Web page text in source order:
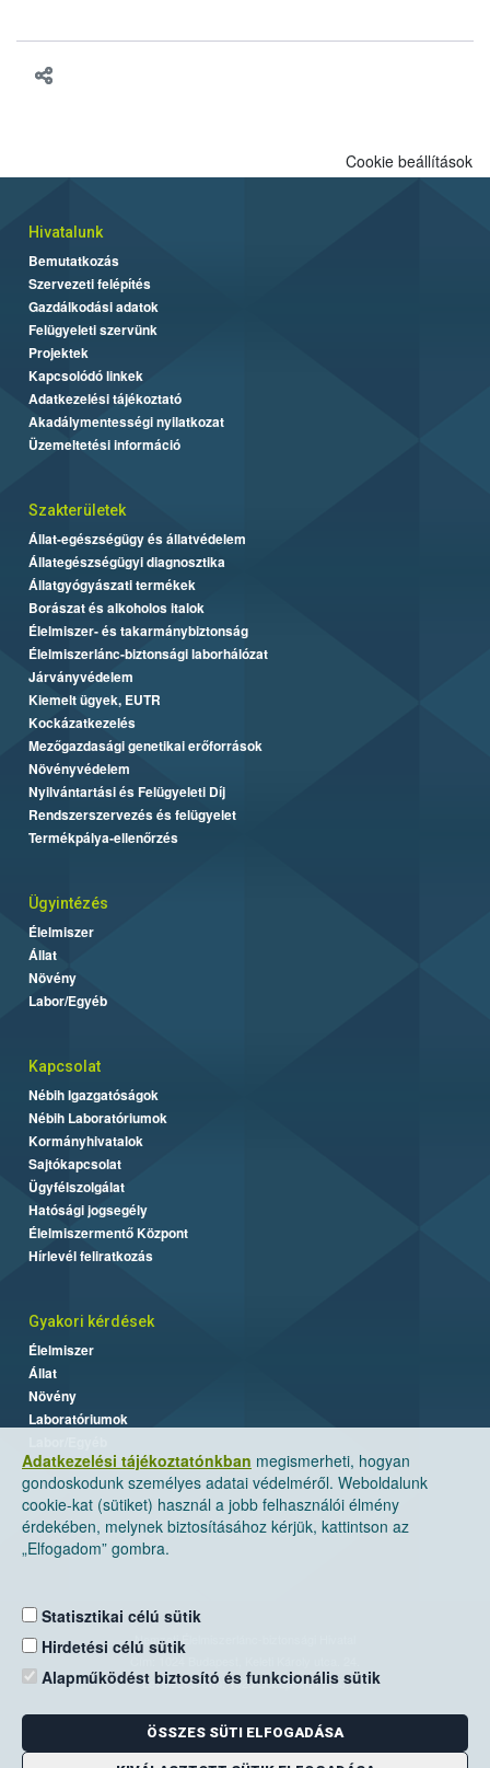
Adatkezelési tájékoztatónkban megismerheti, hogyan
gondoskodunk személyes adatai védelméről. Weboldalunk
cookie-kat (sütiket) használ a jobb felhasználói élmény
érdekében, melynek biztosításához kérjük, kattintson az
„Elfogadom” gombra.
Statisztikai célú sütik
Hirdetési célú sütik
Alapműködést biztosító és funkcionális sütik
ÖSSZES SÜTI ELFOGADÁSA
Cookie beállítások
Hivatalunk
Bemutatkozás
Szervezeti felépítés
Gazdálkodási adatok
Felügyeleti szervünk
Projektek
Kapcsolódó linkek
Adatkezelési tájékoztató
Akadálymentességi nyilatkozat
Üzemeltetési információ
Szakterületek
Állat-egészségügy és állatvédelem
Állategészségügyi diagnosztika
Állatgyógyászati termékek
Borászat és alkoholos italok
Élelmiszer- és takarmánybiztonság
Élelmiszerlánc-biztonsági laborhálózat
Járványvédelem
Kiemelt ügyek, EUTR
Kockázatkezelés
Mezőgazdasági genetikai erőforrások
Növényvédelem
Nyilvántartási és Felügyeleti Díj
Rendszerszervezés és felügyelet
Termékpálya-ellenőrzés
Ügyintézés
Élelmiszer
Állat
Növény
Labor/Egyéb
Kapcsolat
Nébih Igazgatóságok
Nébih Laboratóriumok
Kormányhivatalok
Sajtókapcsolat
Ügyfélszolgálat
Hatósági jogsegély
Élelmiszermentő Központ
Hírlevél feliratkozás
Gyakori kérdések
Élelmiszer
Állat
Növény
Laboratóriumok
Nemzeti Élelmiszerlánc-biztonsági Hivatal
Levelezési cím: 1525 Budapest. Pf. 30.
E-mail:ugyfelszolgalat@nebih.gov.hu
Zöld szám: 06-80/263-244